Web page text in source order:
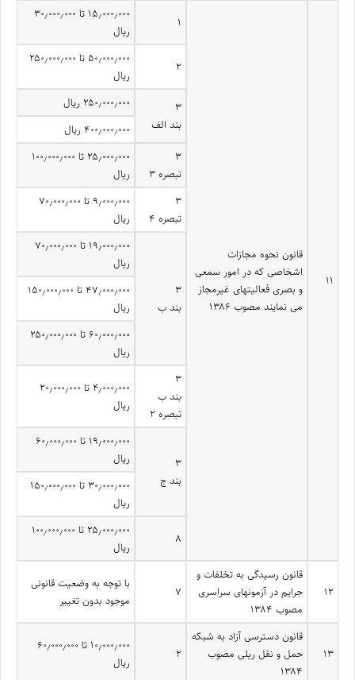
۱۱
قانون نحوه مجازات
اشخاصی که در امور سمعی
و بصری فعالیتهای غیرمجاز
می نمایند مصوب ۱۳۸۶
۱
۱۵٫۰۰۰٫۰۰۰ تا ۳۰٫۰۰۰٫۰۰۰
ریال
۲
۵۰٫۰۰۰٫۰۰۰ تا ۲۵۰٫۰۰۰٫۰۰۰
ریال
۳
بند الف
۲۵۰٫۰۰۰٫۰۰۰ ریال
۴۰۰٫۰۰۰٫۰۰۰ ریال
۳
تبصره ۳
۲۵٫۰۰۰٫۰۰۰ تا ۱۰۰٫۰۰۰٫۰۰۰
ریال
۳
تبصره ۴
۹٫۰۰۰٫۰۰۰ تا ۷۰٫۰۰۰٫۰۰۰
ریال
۳
بند ب
۱۹٫۰۰۰٫۰۰۰ تا ۷۰٫۰۰۰٫۰۰۰
ریال
۴۷٫۰۰۰٫۰۰۰ تا ۱۵۰٫۰۰۰٫۰۰۰
ریال
۶۰٫۰۰۰٫۰۰۰ تا ۲۵۰٫۰۰۰٫۰۰۰
ریال
۳
بند ب
تبصره ۲
۴٫۰۰۰٫۰۰۰ تا ۲۰٫۰۰۰٫۰۰۰
ریال
۳
بند ج
۱۹٫۰۰۰٫۰۰۰ تا ۶۰٫۰۰۰٫۰۰۰
ریال
۳۰٫۰۰۰٫۰۰۰ تا ۱۵۰٫۰۰۰٫۰۰۰
ریال
۸
۲۵٫۰۰۰٫۰۰۰ تا ۱۰۰٫۰۰۰٫۰۰۰
ریال
۱۲
قانون رسیدگی به تخلفات و
جرایم در آزمونهای سراسری
مصوب ۱۳۸۴
۷
با توجه به وضعیت قانونی
موجود بدون تغییر
۱۳
قانون دسترسی آزاد به شبکه
حمل و نقل ریلی مصوب
۱۳۸۴
۲
۱۰٫۰۰۰٫۰۰۰ تا ۶۰٫۰۰۰٫۰۰۰
ریال